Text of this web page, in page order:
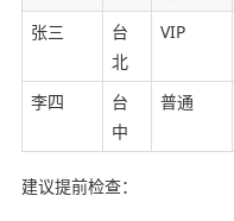
张三
台
北
VIP
李四
台
中
普通
建议提前检查：